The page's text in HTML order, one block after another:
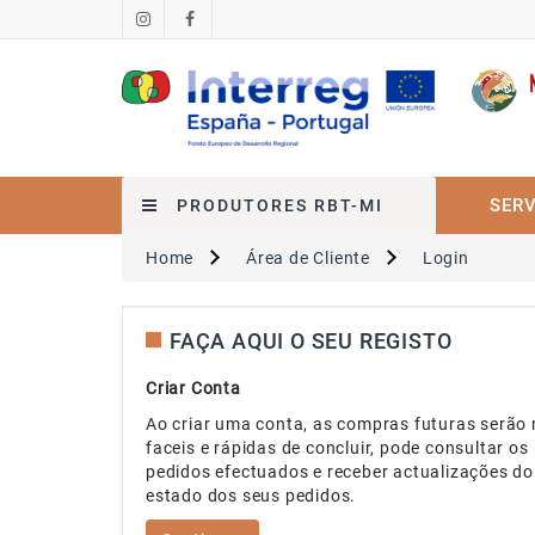
PRODUTORES RBT-MI
Home Área de Cliente Login
FAÇA AQUI O SEU REGISTO
Criar Conta
Ao criar uma conta, as compras futuras serão
faceis e rápidas de concluir, pode consultar os
pedidos efectuados e receber actualizações do
estado dos seus pedidos.